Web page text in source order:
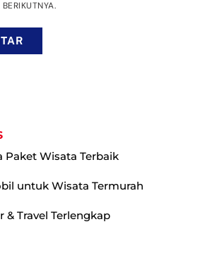
Paket Wisata Terbaik
untuk Wisata Termurah
& Travel Terlengkap